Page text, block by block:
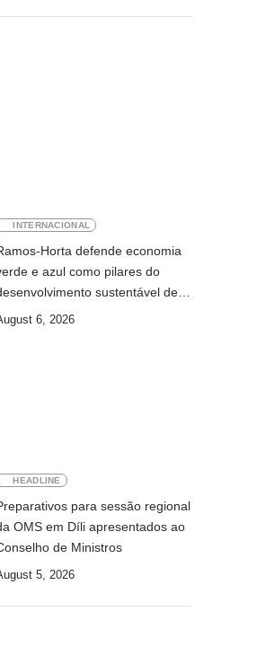
INTERNACIONAL
Horta defende economia
e azul como pilares do
sustentável de
Leste
6, 2026
HEADLINE
para sessão regional
OMS em Díli apresentados ao
de Ministros
5, 2026